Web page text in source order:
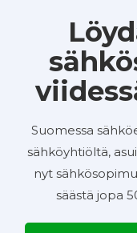
Suomessa
sähköyhtiöltä,
nyt
säästä jopa